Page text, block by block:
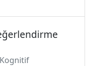
Kognitif